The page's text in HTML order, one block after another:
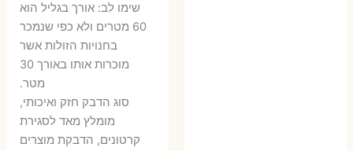
שימו לב: אורך בגליל הוא
60 מטרים ולא כפי שנמכר
בחנויות הזולות אשר
מוכרות אותו באורך 30
מטר.
סוג הדבק חזק ואיכותי,
מומלץ מאד לסגירת
קרטונים, הדבקת מוצרים